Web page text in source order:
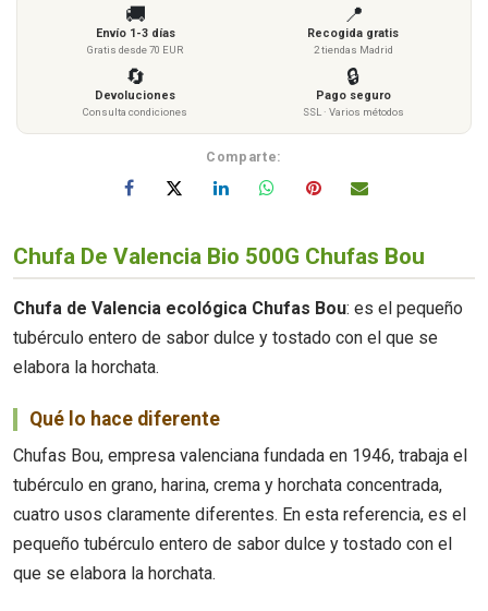
🚚
Envío 1-3 días
Gratis desde 70 EUR
📍
Recogida gratis
2 tiendas Madrid
🔄
Devoluciones
Consulta condiciones
🔒
Pago seguro
SSL · Varios métodos
Comparte:
Chufa De Valencia Bio 500G Chufas Bou
Chufa de Valencia ecológica Chufas Bou: es el pequeño
tubérculo entero de sabor dulce y tostado con el que se
elabora la horchata.
Qué lo hace diferente
Chufas Bou, empresa valenciana fundada en 1946, trabaja el
tubérculo en grano, harina, crema y horchata concentrada,
cuatro usos claramente diferentes. En esta referencia, es el
pequeño tubérculo entero de sabor dulce y tostado con el
que se elabora la horchata.